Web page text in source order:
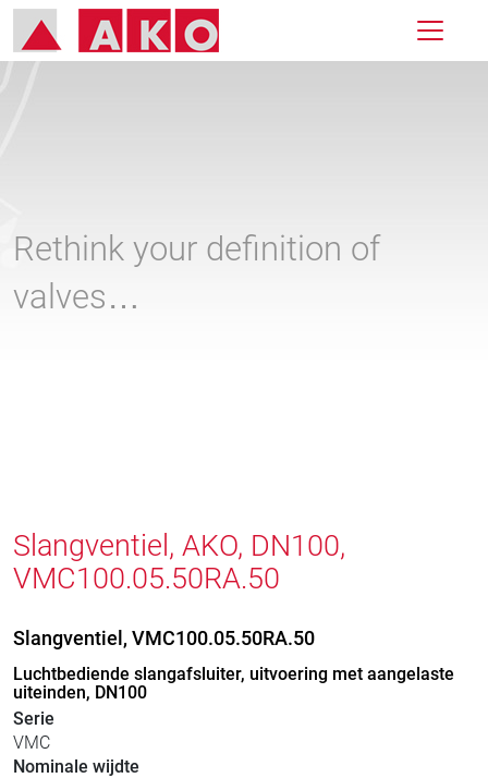
Rethink your definition of
valves…
Slangventiel, AKO, DN100,
VMC100.05.50RA.50
Slangventiel, VMC100.05.50RA.50
Luchtbediende slangafsluiter, uitvoering met aangelaste
uiteinden, DN100
Serie
VMC
Nominale wijdte